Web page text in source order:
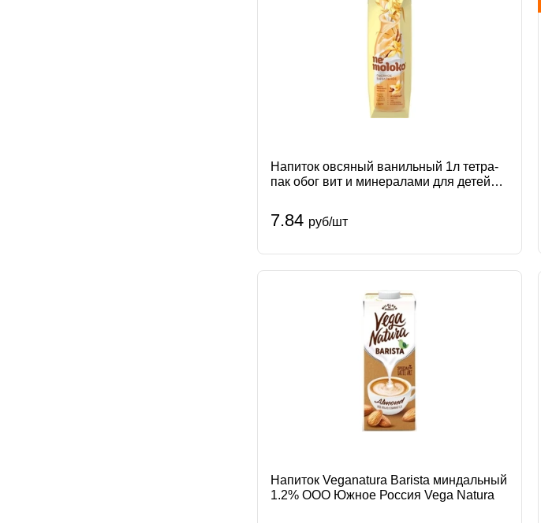
Напиток овсяный ванильный 1л тетра-
пак обог вит и минералами для детей
Придонья
7.84 руб/шт
Напиток Veganatura Barista миндальный
1.2% ООО Южное Россия Vega Natura